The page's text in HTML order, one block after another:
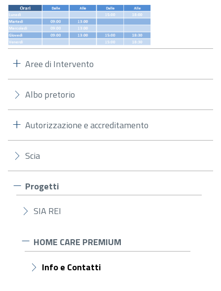
Aree di Intervento
Albo pretorio
Autorizzazione e accreditamento
Scia
Progetti
SIA REI
HOME CARE PREMIUM
Info e Contatti